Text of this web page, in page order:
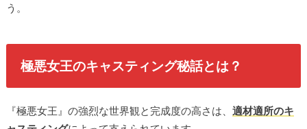
う。
極悪女王のキャスティング秘話とは？
『極悪女王』の強烈な世界観と完成度の高さは、 適材適所のキ